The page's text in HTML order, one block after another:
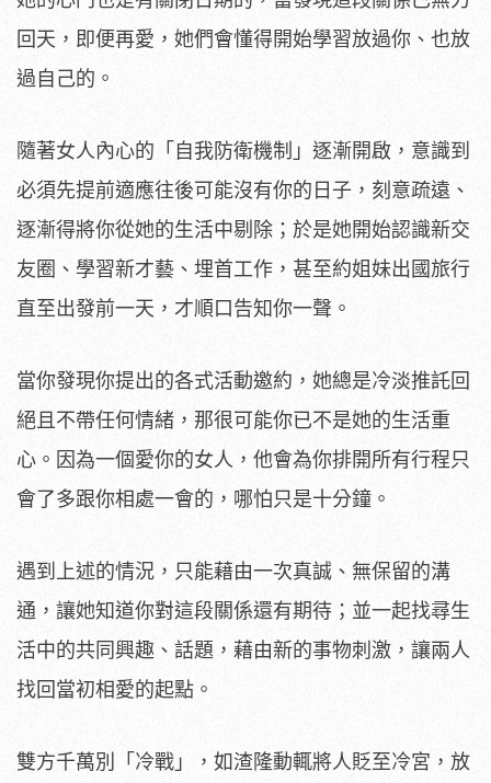
回天，即便再愛，她們會懂得開始學習放過你、也放
過自己的。
隨著女人內心的「自我防衛機制」逐漸開啟，意識到
必須先提前適應往後可能沒有你的日子，刻意疏遠、
逐漸得將你從她的生活中剔除；於是她開始認識新交
友圈、學習新才藝、埋首工作，甚至約姐妹出國旅行
直至出發前一天，才順口告知你一聲。
當你發現你提出的各式活動邀約，她總是冷淡推託回
絕且不帶任何情緒，那很可能你已不是她的生活重
心。因為一個愛你的女人，他會為你排開所有行程只
會了多跟你相處一會的，哪怕只是十分鐘。
遇到上述的情況，只能藉由一次真誠、無保留的溝
通，讓她知道你對這段關係還有期待；並一起找尋生
活中的共同興趣、話題，藉由新的事物刺激，讓兩人
找回當初相愛的起點。
雙方千萬別「冷戰」，如渣隆動輒將人貶至冷宮，放